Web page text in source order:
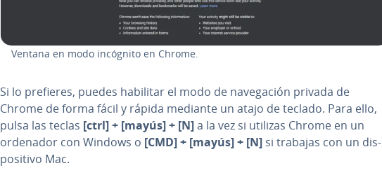
Ventana en modo incógnito en Chrome.
Si lo prefieres, puedes habilitar el modo de na­ve­ga­ción privada de
Chrome de forma fácil y rápida mediante un atajo de teclado. Para ello,
pulsa las teclas [ctrl] + [mayús] + [N]a la vez si utilizas Chrome en un
ordenador con Windows o [CMD] + [mayús] + [N] si trabajas con un di­s­
po­si­ti­vo Mac.